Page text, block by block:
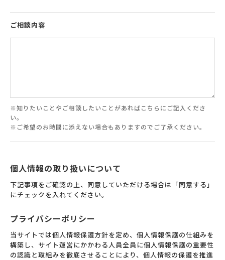
ご相談内容
※知りたいことやご相談したいことがあればこちらにご記入くださ
い。
※ご希望のお時間に添えない場合もありますのでご了承ください。
個人情報の取り扱いについて
下記事項をご確認の上、同意していただける場合は「同意する」
にチェックを入れてください。
プライバシーポリシー
当サイトでは個人情報保護方針を定め、個人情報保護の仕組みを
構築し、サイト運営にかかわる人員全員に個人情報保護の重要性
の認識と取組みを徹底させることにより、個人情報の保護を推進